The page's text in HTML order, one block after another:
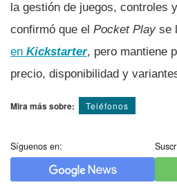
la gestión de juegos, controles
confirmó que el Pocket Play se
en Kickstarter, pero mantiene
precio, disponibilidad y
Mira más sobre: Teléfonos
Síguenos en: